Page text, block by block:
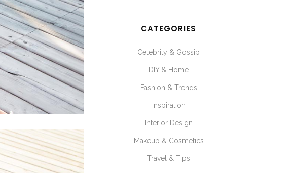
CATEGORIES
Celebrity & Gossip
DIY & Home
Fashion & Trends
Inspiration
Interior Design
Makeup & Cosmetics
Travel & Tips